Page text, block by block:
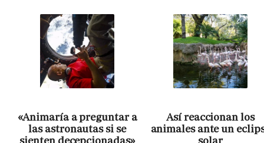
«Animaría a preguntar a
las astronautas si se
sienten decepcionadas»
Así reaccionan los
animales ante un
solar